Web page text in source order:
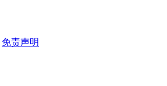
免责声明